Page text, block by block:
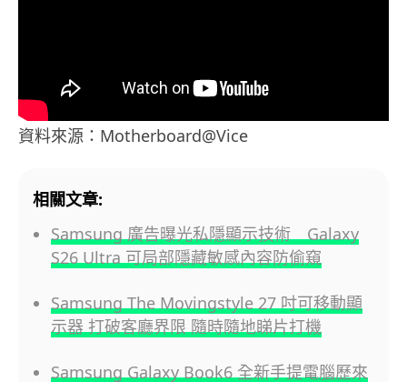
資料來源：Motherboard@Vice
相關文章:
Samsung 廣告曝光私隱顯示技術 Galaxy
S26 Ultra 可局部隱藏敏感內容防偷窺
Samsung The Movingstyle 27 吋可移動顯
示器 打破客廳界限 隨時隨地睇片打機
Samsung Galaxy Book6 全新手提電腦歷來